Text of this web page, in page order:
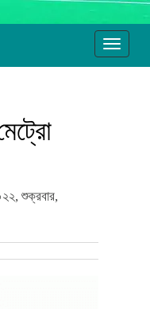
Toggle
শুক্রবার,